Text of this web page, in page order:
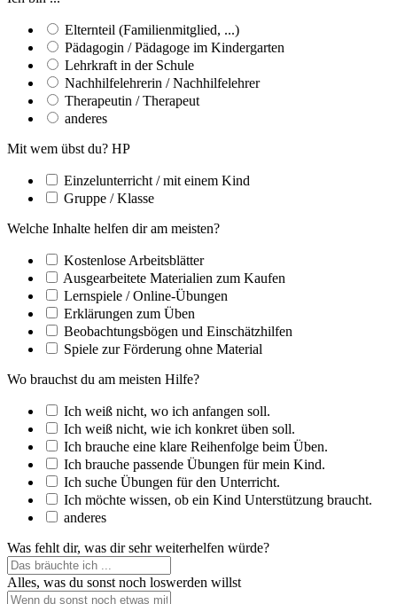
Elternteil (Familienmitglied, ...)
Pädagogin / Pädagoge im Kindergarten
Lehrkraft in der Schule
Nachhilfelehrerin / Nachhilfelehrer
Therapeutin / Therapeut
anderes
Mit wem übst du? HP
Einzelunterricht / mit einem Kind
Gruppe / Klasse
Welche Inhalte helfen dir am meisten?
Kostenlose Arbeitsblätter
Ausgearbeitete Materialien zum Kaufen
Lernspiele / Online-Übungen
Erklärungen zum Üben
Beobachtungsbögen und Einschätzhilfen
Spiele zur Förderung ohne Material
Wo brauchst du am meisten Hilfe?
Ich weiß nicht, wo ich anfangen soll.
Ich weiß nicht, wie ich konkret üben soll.
Ich brauche eine klare Reihenfolge beim Üben.
Ich brauche passende Übungen für mein Kind.
Ich suche Übungen für den Unterricht.
Ich möchte wissen, ob ein Kind Unterstützung braucht.
anderes
Was fehlt dir, was dir sehr weiterhelfen würde?
Alles, was du sonst noch loswerden willst